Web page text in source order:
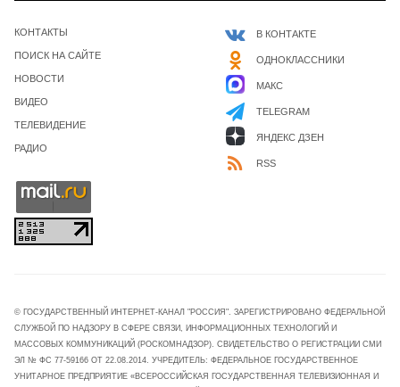
КОНТАКТЫ
ПОИСК НА САЙТЕ
НОВОСТИ
ВИДЕО
ТЕЛЕВИДЕНИЕ
РАДИО
В КОНТАКТЕ
ОДНОКЛАССНИКИ
МАКС
TELEGRAM
ЯНДЕКС ДЗЕН
RSS
© ГОСУДАРСТВЕННЫЙ ИНТЕРНЕТ-КАНАЛ "РОССИЯ". ЗАРЕГИСТРИРОВАНО ФЕДЕРАЛЬНОЙ
СЛУЖБОЙ ПО НАДЗОРУ В СФЕРЕ СВЯЗИ, ИНФОРМАЦИОННЫХ ТЕХНОЛОГИЙ И
МАССОВЫХ КОММУНИКАЦИЙ (РОСКОМНАДЗОР). СВИДЕТЕЛЬСТВО О РЕГИСТРАЦИИ СМИ
ЭЛ № ФС 77-59166 ОТ 22.08.2014. УЧРЕДИТЕЛЬ: ФЕДЕРАЛЬНОЕ ГОСУДАРСТВЕННОЕ
УНИТАРНОЕ ПРЕДПРИЯТИЕ «ВСЕРОССИЙСКАЯ ГОСУДАРСТВЕННАЯ ТЕЛЕВИЗИОННАЯ И